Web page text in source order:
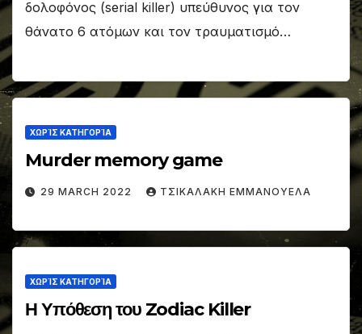
δολοφόνος (serial killer) υπεύθυνος για τον
θάνατο 6 ατόμων και τον τραυματισμό…
ΧΩΡΊΣ ΚΑΤΗΓΟΡΊΑ
Murder memory game
29 MARCH 2022 ΤΣΙΚΑΛΑΚΗ ΕΜΜΑΝΟΥΕΛΑ
ΧΩΡΊΣ ΚΑΤΗΓΟΡΊΑ
Η Υπόθεση του Zodiac Killer